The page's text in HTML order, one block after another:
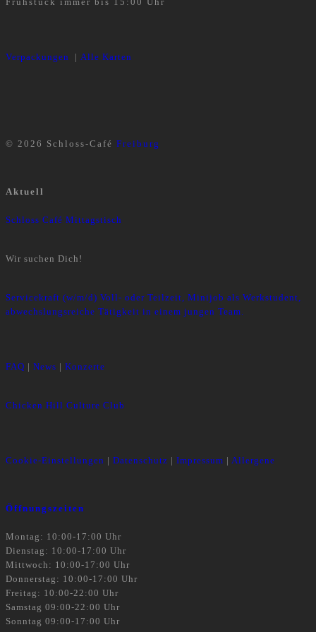
Verpackungen | Alle Karten
© 2026 Schloss-Café Freiburg
Aktuell
Schloss Café Mittagstisch
Wir suchen Dich!
Servicekraft (w/m/d) Voll- oder Teilzeit, Minijob als Werkstudent,
abwechslungsreiche Tätigkeit in einem jungen Team.
FAQ | News | Konzerte
Chicken Hill Culture Club
Cookie-Einstellungen | Datenschutz | Impressum | Allergene
Öffnungszeiten
Montag: 10:00-17:00 Uhr
Dienstag: 10:00-17:00 Uhr
Mittwoch: 10:00-17:00 Uhr
Donnerstag: 10:00-17:00 Uhr
Freitag: 10:00-22:00 Uhr
Samstag 09:00-22:00 Uhr
Sonntag 09:00-17:00 Uhr